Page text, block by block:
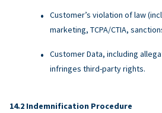
Customer’s violation of law
marketing, TCPA/CTIA,
Customer Data, including
infringes third-party rights.
Indemnification Procedure